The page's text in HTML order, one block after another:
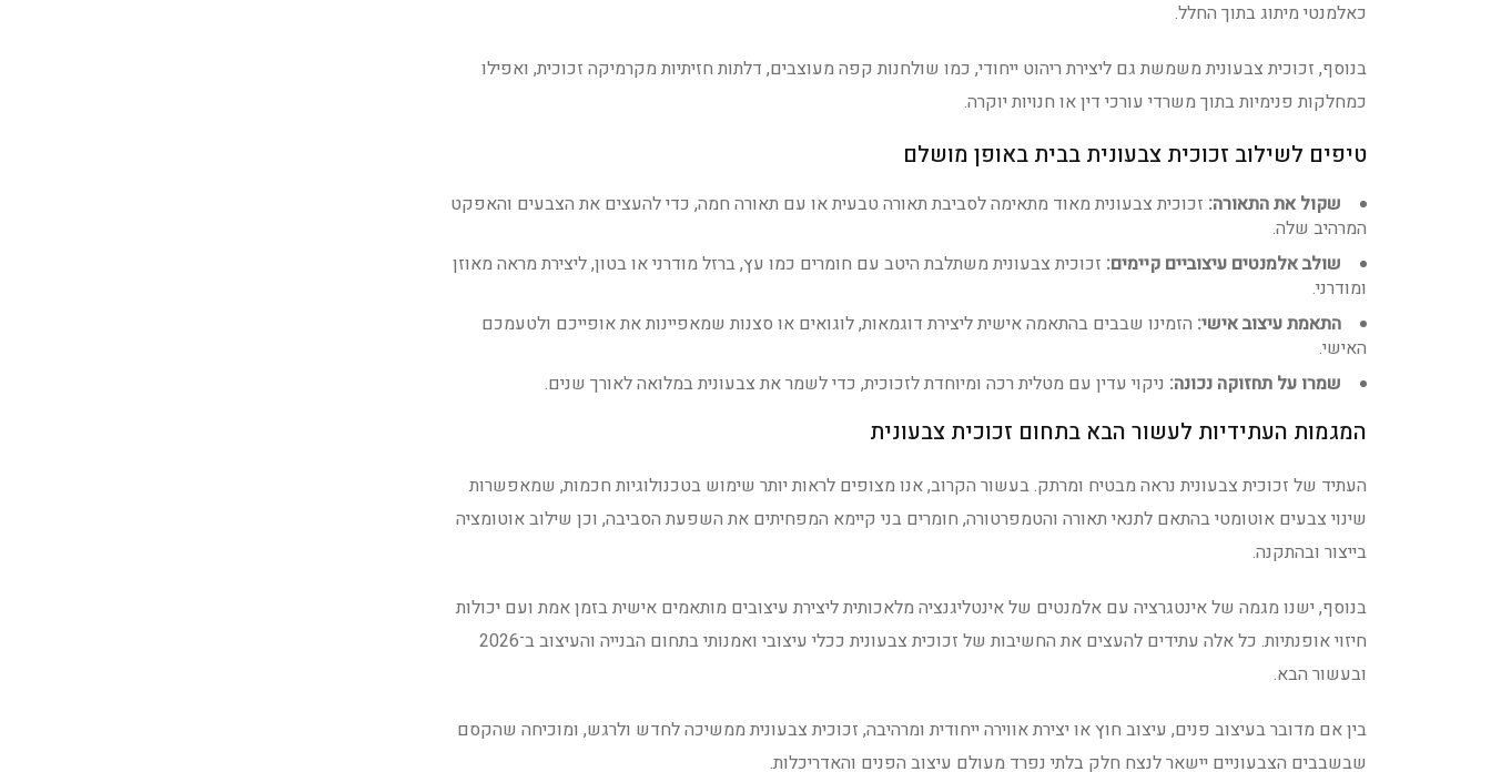
כאלמנטי מיתוג בתוך החלל.
בנוסף, זכוכית צבעונית משמשת גם ליצירת ריהוט ייחודי, כמו שולחנות קפה מעוצבים, דלתות חזיתיות מקרמיקה זכוכית, ואפילו
כמחלקות פנימיות בתוך משרדי עורכי דין או חנויות יוקרה.
טיפים לשילוב זכוכית צבעונית בבית באופן מושלם
שקול את התאורה: זכוכית צבעונית מאוד מתאימה לסביבת תאורה טבעית או עם תאורה חמה, כדי להעצים את הצבעים והאפקט
המרהיב שלה.
שולב אלמנטים עיצוביים קיימים: זכוכית צבעונית משתלבת היטב עם חומרים כמו עץ, ברזל מודרני או בטון, ליצירת מראה מאוזן
ומודרני.
התאמת עיצוב אישי: הזמינו שבבים בהתאמה אישית ליצירת דוגמאות, לוגואים או סצנות שמאפיינות את אופייכם ולטעמכם
האישי.
שמרו על תחזוקה נכונה: ניקוי עדין עם מטלית רכה ומיוחדת לזכוכית, כדי לשמר את צבעונית במלואה לאורך שנים.
המגמות העתידיות לעשור הבא בתחום זכוכית צבעונית
העתיד של זכוכית צבעונית נראה מבטיח ומרתק. בעשור הקרוב, אנו מצופים לראות יותר שימוש בטכנולוגיות חכמות, שמאפשרות
שינוי צבעים אוטומטי בהתאם לתנאי תאורה והטמפרטורה, חומרים בני קיימא המפחיתים את השפעת הסביבה, וכן שילוב אוטומציה
בייצור ובהתקנה.
בנוסף, ישנו מגמה של אינטגרציה עם אלמנטים של אינטליגנציה מלאכותית ליצירת עיצובים מותאמים אישית בזמן אמת ועם יכולות
חיזוי אופנתיות. כל אלה עתידים להעצים את החשיבות של זכוכית צבעונית ככלי עיצובי ואמנותי בתחום הבנייה והעיצוב ב־2026
ובעשור הבא.
בין אם מדובר בעיצוב פנים, עיצוב חוץ או יצירת אווירה ייחודית ומרהיבה, זכוכית צבעונית ממשיכה לחדש ולרגש, ומוכיחה שהקסם
שבשבבים הצבעוניים יישאר לנצח חלק בלתי נפרד מעולם עיצוב הפנים והאדריכלות.